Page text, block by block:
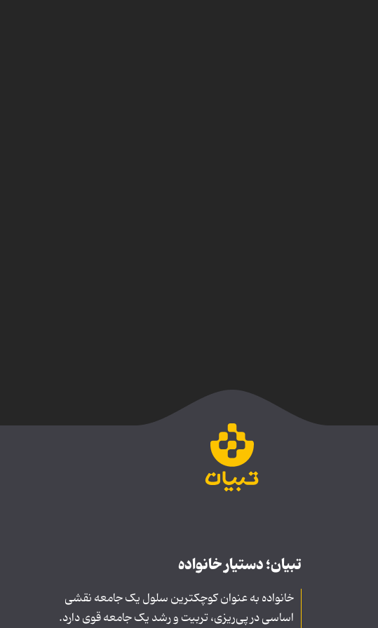
تبیان؛ دستیار خانواده
خانواده به عنوان کوچکترین سلول یک جامعه نقشی
اساسی در پی‌ریزی، تربیت و رشد یک جامعه قوی دارد.